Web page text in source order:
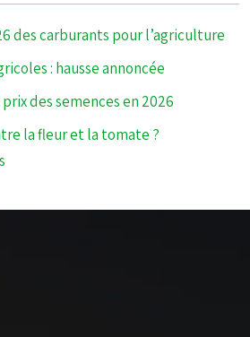
des carburants pour l’agriculture
: hausse annoncée
des semences en 2026
la fleur et la tomate ?